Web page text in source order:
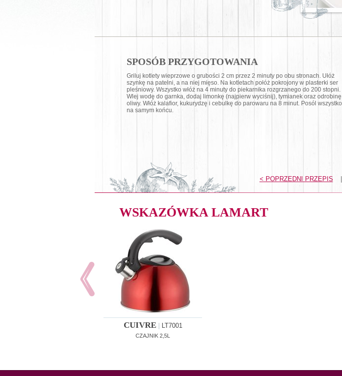
SPOSÓB PRZYGOTOWANIA
Griluj kotlety wieprzowe o grubości 2 cm przez 2 minuty po obu stronach. Ułóż
szynkę na patelni, a na niej mięso. Na kotletach połóż pokrojony w plasterki ser
pleśniowy. Wszystko włóż na 4 minuty do piekarnika rozgrzanego do 200 stopni.
Wlej wodę do garnka, dodaj limonkę (najpierw wyciśnij), tymianek oraz odrobinę
oliwy. Włóż kalafior, kukurydzę i cebulkę do parowaru na 8 minut. Posól wszystko
na samym końcu.
< POPRZEDNI PRZEPIS
WSKAZÓWKA LAMART
CUIVRE| LT7001
CZAJNIK 2,5L